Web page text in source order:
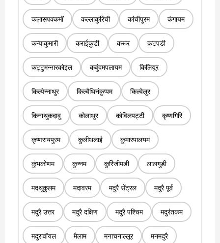
कलासपक्कमॉ कल्लाकुरिची कांचीपुरम कंगायम
कन्याकुमारी कराईकुडी करूर कटपडी
कट्टुमन्नारकोइल कवुंदमपलायम किलियूर
किल्पेन्नाथुर किल्वैथिनंकुप्पम किल्वेलुर
किनाथुकदावु कोलाथुर कोविलपट्टी कृष्णगिरि
कृष्णरायपुरम कुलीथलाई कुमारपालयम
कुंभकोणम कुन्नम कुरिंजीपडी लालगुडी
मदथुकुलम मदावरम मदुरै सेंट्रल मदुरै पूर्व
मदुरै उत्तर मदुरै दक्षिण मदुरै पश्चिम मदुरंतकम
मदुरावॉयल मैलाम मनाचनाल्लूर मनमदुरै